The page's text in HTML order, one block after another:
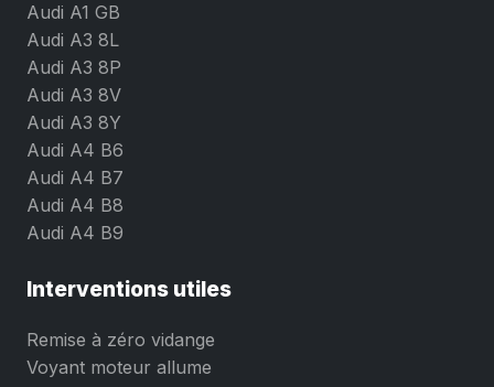
Audi A1 GB
Audi A3 8L
Audi A3 8P
Audi A3 8V
Audi A3 8Y
Audi A4 B6
Audi A4 B7
Audi A4 B8
Audi A4 B9
Interventions utiles
Remise à zéro vidange
Voyant moteur allume